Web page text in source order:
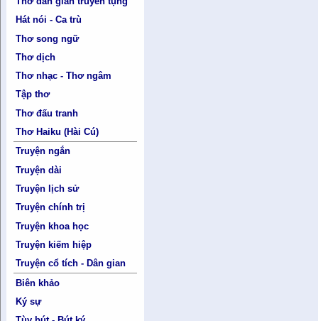
Hát nói - Ca trù
Thơ song ngữ
Thơ dịch
Thơ nhạc - Thơ ngâm
Tập thơ
Thơ đấu tranh
Thơ Haiku (Hài Cú)
Truyện ngắn
Truyện dài
Truyện lịch sử
Truyện chính trị
Truyện khoa học
Truyện kiếm hiệp
Truyện cổ tích - Dân gian
Biên khảo
Ký sự